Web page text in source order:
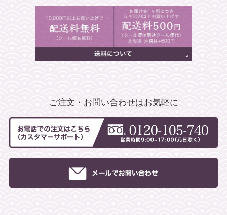
ご注文・お問い合わせはお気軽に